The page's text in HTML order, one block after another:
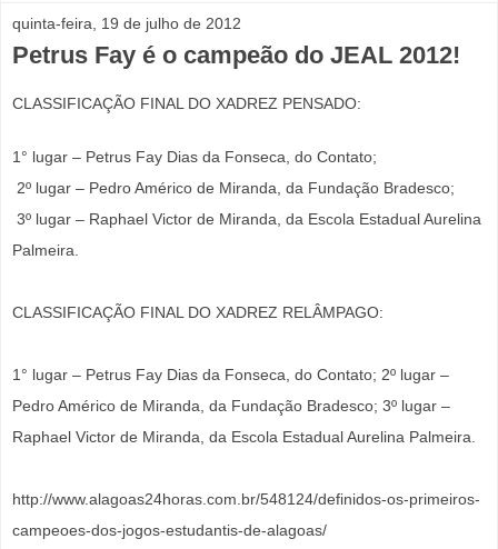
quinta-feira, 19 de julho de 2012
Petrus Fay é o campeão do JEAL 2012!
CLASSIFICAÇÃO FINAL DO XADREZ PENSADO:
1° lugar – Petrus Fay Dias da Fonseca, do Contato;
2º lugar – Pedro Américo de Miranda, da Fundação Bradesco;
3º lugar – Raphael Victor de Miranda, da Escola Estadual Aurelina
Palmeira.
CLASSIFICAÇÃO FINAL DO XADREZ RELÂMPAGO:
1° lugar – Petrus Fay Dias da Fonseca, do Contato; 2º lugar –
Pedro Américo de Miranda, da Fundação Bradesco; 3º lugar –
Raphael Victor de Miranda, da Escola Estadual Aurelina Palmeira.
http://www.alagoas24horas.com.br/548124/definidos-os-primeiros-
campeoes-dos-jogos-estudantis-de-alagoas/